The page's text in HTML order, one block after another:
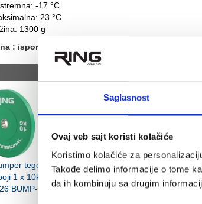
Saglasnost
Ovaj veb sajt koristi kolačiće
Koristimo kolačiće za
Takođe delimo informacije o tome
da ih kombinuju sa drugim
-17 °C
23 °C
1300 g
: isporuka artikla u roku od 7 - 10 dana od
tegovi
1 x 10kg-
BUMP-10
RING Bumper tegovi
RX WP026 BUMP-5
RING pilates
tegovi za ruke i
Classic 2x1kg